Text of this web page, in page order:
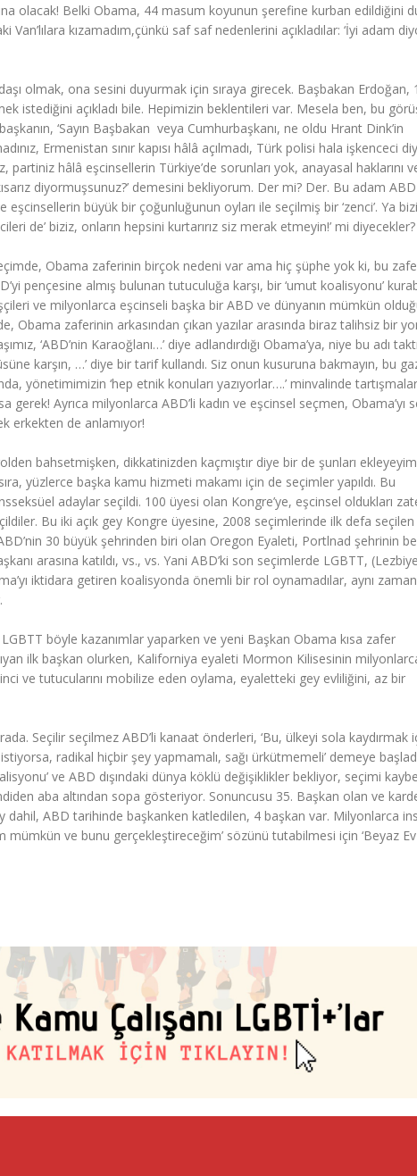
olacak! Belki Obama, 44 masum koyunun şerefine kurban edildiğini
kızamadım,çünkü saf saf nedenlerini açıkladılar: ‘İyi adam
olmak, ona sesini duyurmak için sıraya girecek. Başbakan Erdoğan,
istediğini açıkladı bile. Hepimizin beklentileri var. Mesela ben, bu
‘Sayın Başbakan  veya Cumhurbaşkanı, ne oldu Hrant Dink’in
Ermenistan sınır kapısı hâlâ açılmadı, Türk polisi hala işkenceci
partiniz hâlâ eşcinsellerin Türkiye’de sorunları yok, anayasal haklarını
diyormuşsunuz?’ demesini bekliyorum. Der mi? Der. Bu adam ABD
büyük bir çoğunluğunun oyları ile seçilmiş bir ‘zenci’. Ya
de’ biziz, onların hepsini kurtarırız siz merak etmeyin!’ mi diyecekler?
Obama zaferinin birçok nedeni var ama hiç şüphe yok ki, bu
pençesine almış bulunan tutuculuğa karşı, bir ‘umut koalisyonu’
ve milyonlarca eşcinseli başka bir ABD ve dünyanın mümkün
Obama zaferinin arkasından çıkan yazılar arasında biraz talihsiz bir
‘ABD’nin Karaoğlanı…’ diye adlandırdığı Obama’ya, niye bu adı
karşın, …’ diye bir tarif kullandı. Siz onun kusuruna bakmayın, bu
yönetimimizin ‘hep etnik konuları yazıyorlar….’ minvalinde tartışmalar
gerek! Ayrıca milyonlarca ABD’li kadın ve eşcinsel seçmen, Obama’yı
erkekten de anlamıyor!
bahsetmişken, dikkatinizden kaçmıştır diye bir de şunları
yüzlerce başka kamu hizmeti makamı için de seçimler yapıldı. Bu
adaylar seçildi. 100 üyesi olan Kongre’ye, eşcinsel oldukları
Bu iki açık gey Kongre üyesine, 2008 seçimlerinde ilk defa seçilen
30 büyük şehrinden biri olan Oregon Eyaleti, Portlnad şehrinin
arasına katıldı, vs., vs. Yani ABD’ki son seçimlerde LGBTT,
iktidara getiren koalisyonda önemli bir rol oynamadılar, aynı
böyle kazanımlar yaparken ve yeni Başkan Obama kısa zafer
ilk başkan olurken, Kaliforniya eyaleti Mormon Kilisesinin
ve tutucularını mobilize eden oylama, eyaletteki gey evliliğini, az bir
Seçilir seçilmez ABD’li kanaat önderleri, ‘Bu, ülkeyi sola kaydırmak
radikal hiçbir şey yapmamalı, sağı ürkütmemeli’ demeye
ve ABD dışındaki dünya köklü değişiklikler bekliyor, seçimi
aba altından sopa gösteriyor. Sonuncusu 35. Başkan olan ve
dahil, ABD tarihinde başkanken katledilen, 4 başkan var. Milyonlarca
mümkün ve bunu gerçekleştireceğim’ sözünü tutabilmesi için ‘Beyaz Ev